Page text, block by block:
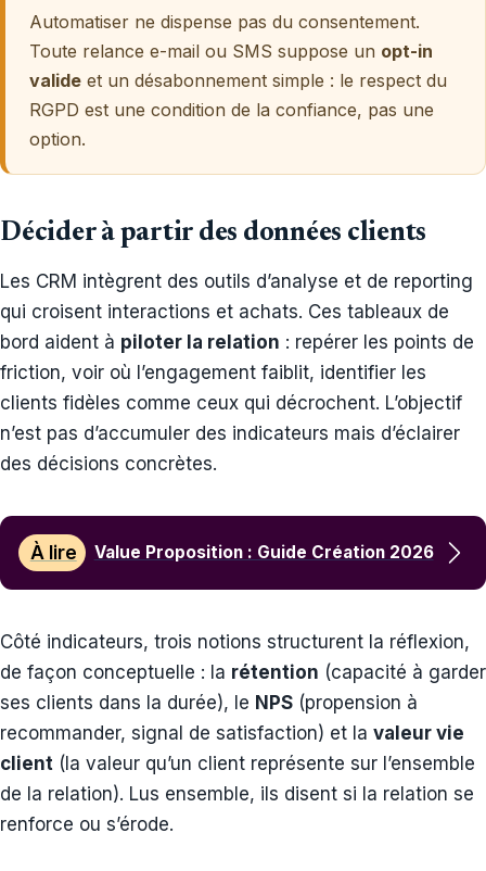
Automatiser ne dispense pas du consentement.
Toute relance e-mail ou SMS suppose un opt-in
valide et un désabonnement simple : le respect du
RGPD est une condition de la confiance, pas une
option.
Décider à partir des données clients
Les CRM intègrent des outils d’analyse et de reporting
qui croisent interactions et achats. Ces tableaux de
bord aident à piloter la relation : repérer les points de
friction, voir où l’engagement faiblit, identifier les
clients fidèles comme ceux qui décrochent. L’objectif
n’est pas d’accumuler des indicateurs mais d’éclairer
des décisions concrètes.
À lire Value Proposition : Guide Création 2026
Côté indicateurs, trois notions structurent la réflexion,
de façon conceptuelle : la rétention (capacité à garder
ses clients dans la durée), le NPS (propension à
recommander, signal de satisfaction) et la valeur vie
client (la valeur qu’un client représente sur l’ensemble
de la relation). Lus ensemble, ils disent si la relation se
renforce ou s’érode.